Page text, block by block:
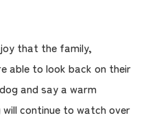
that the family,
able to look back on their
and say a warm
continue to watch over